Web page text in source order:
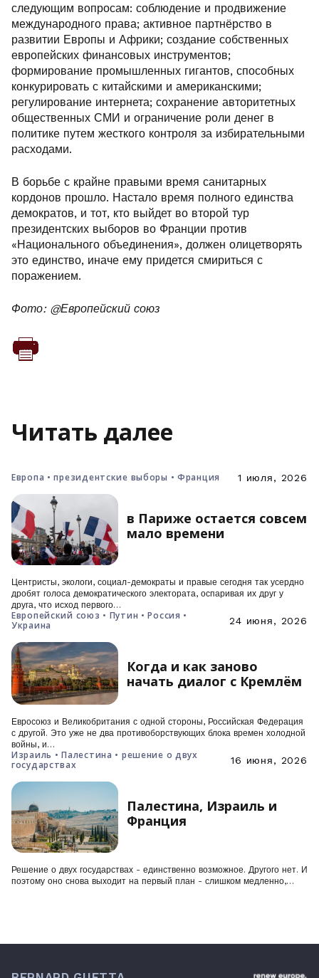
следующим вопросам: соблюдение и продвижение
международного права; активное партнёрство в
развитии Европы и Африки; создание собственных
европейских финансовых инструментов;
формирование промышленных гигантов, способных
конкурировать с китайскими и американскими;
регулирование интернета; сохранение авторитетных
общественных СМИ и ограничение роли денег в
политике путем жесткого контроля за избирательными
расходами.
В борьбе с крайне правыми время санитарных
кордонов прошло. Настало время полного единства
демократов, и тот, кто выйдет во второй тур
президентских выборов во Франции против
«Национального объединения», должен олицетворять
это единство, иначе ему придется смириться с
поражением.
Фото: @Европейский союз
Читать далее
Европа • президентские выборы • Франция 1 июля, 2026
в Париже остается совсем
мало времени
Центристы, экологи, социал-демократы и правые сегодня так усердно
дробят голоса демократического электората, оспаривая их друг у
друга, что исход первого…
Европейский союз • Путин • Россия •
Украина
24 июня, 2026
Когда и как заново
начать диалог с Кремлём
Евросоюз и Великобритания с одной стороны, Российская Федерация
с другой. Это уже не два противоборствующих блока времен холодной
войны, и…
Израиль • Палестина • решение о двух
государствах
16 июня, 2026
Палестина, Израиль и
Франция
Решение о двух государствах - единственно возможное. Другого нет. И
поэтому оно снова выходит на первый план - слишком медленно,…